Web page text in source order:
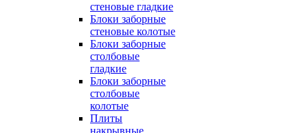
стеновые гладкие
Блоки заборные
стеновые колотые
Блоки заборные
столбовые
гладкие
Блоки заборные
столбовые
колотые
Плиты
накрывные